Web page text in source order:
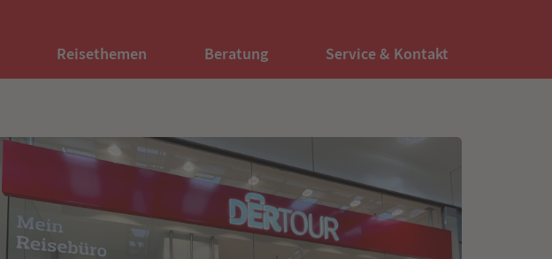
Reisethemen Beratung Service & Kontakt